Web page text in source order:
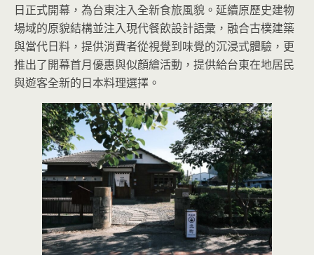
日正式開幕，為台東注入全新食旅風貌。延續原歷史建物
場域的原貌結構並注入現代餐飲設計語彙，融合古樸建築
與當代日料，提供消費者從視覺到味覺的沉浸式體驗，更
推出了開幕首月優惠與似顏繪活動，提供給台東在地居民
與遊客全新的日本料理選擇。